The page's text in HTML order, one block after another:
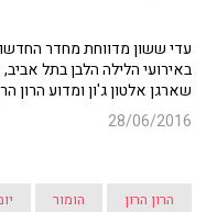
עדי ששון מדווחת מחדר
באירועי הלילה הלבן בתל
שארגן אלטון ג'ון ומדוע הרון
28/06/2016
הרון הרון הומור